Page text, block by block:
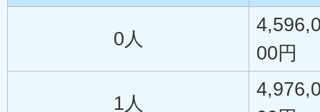
0人
00円
1人